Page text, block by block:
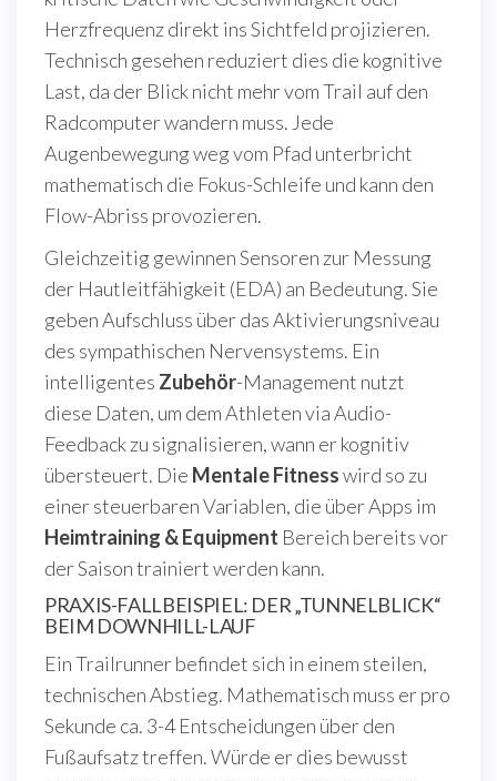
Herzfrequenz direkt ins Sichtfeld projizieren.
Technisch gesehen reduziert dies die kognitive
Last, da der Blick nicht mehr vom Trail auf den
Radcomputer wandern muss. Jede
Augenbewegung weg vom Pfad unterbricht
mathematisch die Fokus-Schleife und kann den
Flow-Abriss provozieren.
Gleichzeitig gewinnen Sensoren zur Messung
der Hautleitfähigkeit (EDA) an Bedeutung. Sie
geben Aufschluss über das Aktivierungsniveau
des sympathischen Nervensystems. Ein
intelligentes Zubehör-Management nutzt
diese Daten, um dem Athleten via Audio-
Feedback zu signalisieren, wann er kognitiv
übersteuert. Die Mentale Fitnesswird so zu
einer steuerbaren Variablen, die über Apps im
Heimtraining & Equipment Bereich bereits vor
der Saison trainiert werden kann.
PRAXIS-FALLBEISPIEL: DER „TUNNELBLICK“
BEIM DOWNHILL-LAUF
Ein Trailrunner befindet sich in einem steilen,
technischen Abstieg. Mathematisch muss er pro
Sekunde ca. 3-4 Entscheidungen über den
Fußaufsatz treffen. Würde er dies bewusst